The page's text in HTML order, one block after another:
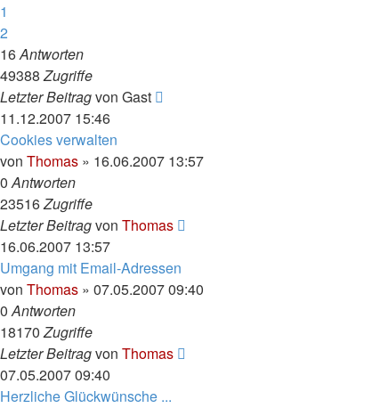
1
2
16Antworten
49388Zugriffe
Letzter Beitragvon Gast
11.12.2007 15:46
Cookies verwalten
von Thomas » 16.06.2007 13:57
0Antworten
23516Zugriffe
Letzter Beitragvon Thomas
16.06.2007 13:57
Umgang mit Email-Adressen
von Thomas » 07.05.2007 09:40
0Antworten
18170Zugriffe
Letzter Beitragvon Thomas
07.05.2007 09:40
Herzliche Glückwünsche ...